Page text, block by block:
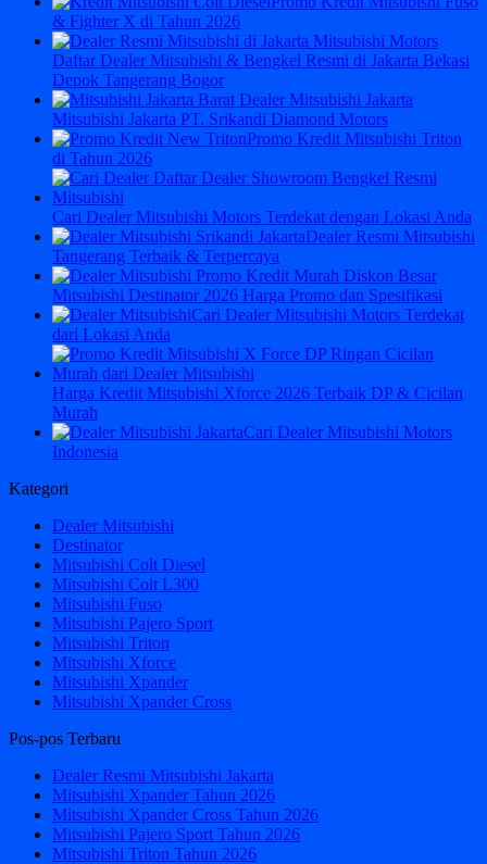
& Fighter X di Tahun 2026
Daftar Dealer Mitsubishi & Bengkel Resmi di Jakarta Bekasi
Depok Tangerang Bogor
Mitsubishi Jakarta PT. Srikandi Diamond Motors
Promo Kredit Mitsubishi Triton
di Tahun 2026
Cari Dealer Mitsubishi Motors Terdekat dengan Lokasi Anda
Dealer Resmi Mitsubishi
Tangerang Terbaik & Terpercaya
Mitsubishi Destinator 2026 Harga Promo dan Spesifikasi
Cari Dealer Mitsubishi Motors Terdekat
dari Lokasi Anda
Harga Kredit Mitsubishi Xforce 2026 Terbaik DP & Cicilan
Murah
Cari Dealer Mitsubishi Motors
Indonesia
Kategori
Dealer Mitsubishi
Destinator
Mitsubishi Colt Diesel
Mitsubishi Colt L300
Mitsubishi Fuso
Mitsubishi Pajero Sport
Mitsubishi Triton
Mitsubishi Xforce
Mitsubishi Xpander
Mitsubishi Xpander Cross
Pos-pos Terbaru
Dealer Resmi Mitsubishi Jakarta
Mitsubishi Xpander Tahun 2026
Mitsubishi Xpander Cross Tahun 2026
Mitsubishi Pajero Sport Tahun 2026
Mitsubishi Triton Tahun 2026